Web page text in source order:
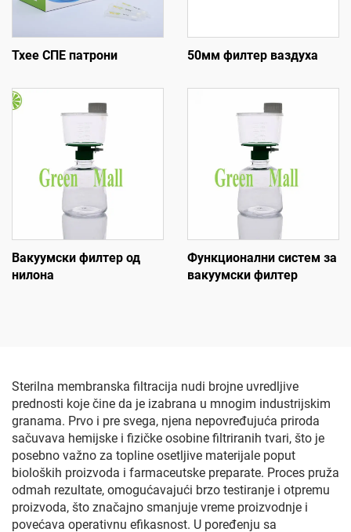
Тхее СПЕ патрони 50мм филтер ваздуха
Вакуумски филтер од
нилона
Функционални систем за
вакуумски филтер
Sterilna membranska filtracija nudi brojne uvredljive
prednosti koje čine da je izabrana u mnogim industrijskim
granama. Prvo i pre svega, njena nepovređujuća priroda
sačuvava hemijske i fizičke osobine filtriranih tvari, što je
posebno važno za topline osetljive materijale poput
bioloških proizvoda i farmaceutske preparate. Proces pruža
odmah rezultate, omogućavajući brzo testiranje i otpremu
proizvoda, što značajno smanjuje vreme proizvodnje i
povećava operativnu efikasnost. U poređenju sa